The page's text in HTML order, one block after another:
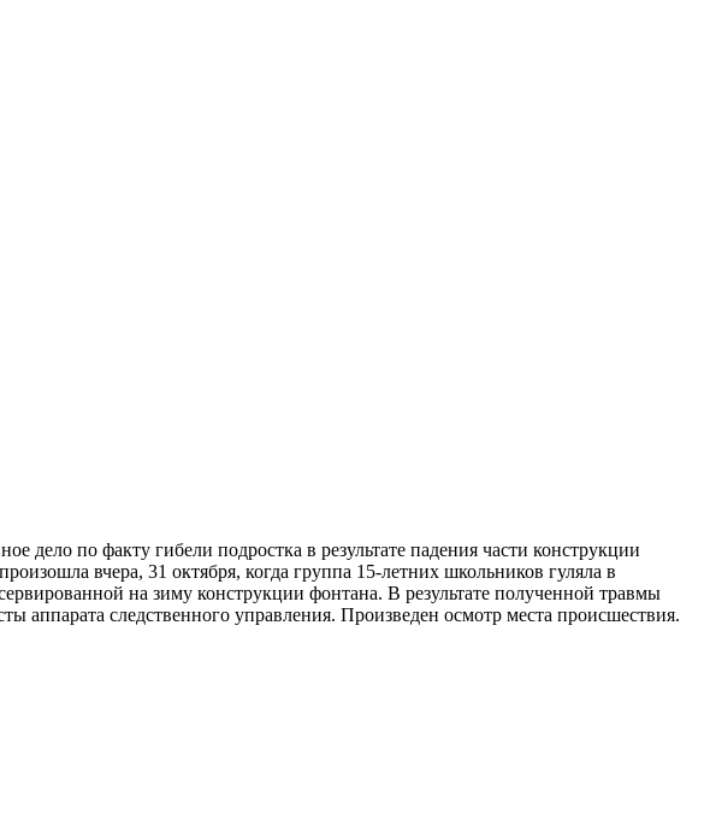
дело по факту гибели подростка в результате падения части конструкции
вчера, 31 октября, когда группа 15-летних школьников гуляла в
на зиму конструкции фонтана. В результате полученной травмы
аппарата следственного управления. Произведен осмотр места происшествия.